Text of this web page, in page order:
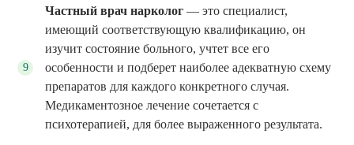
Частный врач нарколог — это специалист,
имеющий соответствующую квалификацию, он
изучит состояние больного, учтет все его
особенности и подберет наиболее адекватную схему
препаратов для каждого конкретного случая.
Медикаментозное лечение сочетается с
психотерапией, для более выраженного результата.